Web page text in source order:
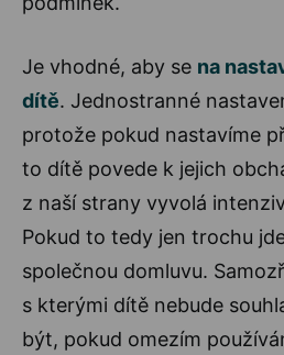
Je vhodné, aby se na
dítě. Jednostranné
protože pokud nastavíme
to dítě povede k jejich
z naší strany vyvolá
Pokud to tedy jen trochu
společnou domluvu.
s kterými dítě nebude
být, pokud omezím